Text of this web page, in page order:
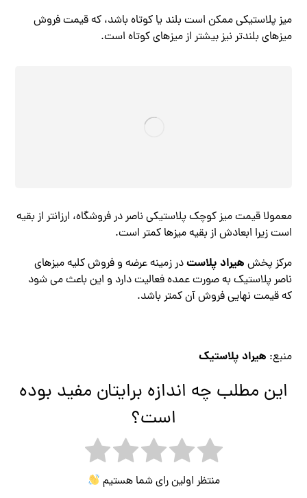
میز پلاستیکی ممکن است بلند یا کوتاه باشد، که قیمت فروش
میزهای بلندتر نیز بیشتر از میزهای کوتاه است.
معمولا قیمت میز کوچک پلاستیکی ناصر در فروشگاه، ارزانتر از بقیه
است زیرا ابعادش از بقیه میزها کمتر است.
مرکز پخش هیراد پلاستدر زمینه عرضه و فروش کلیه میزهای
ناصر پلاستیک به صورت عمده فعالیت دارد و این باعث می شود
که قیمت نهایی فروش آن کمتر باشد.
منبع: هیراد پلاستیک
این مطلب چه اندازه برایتان مفید بوده
است؟
منتظر اولین رای شما هستیم